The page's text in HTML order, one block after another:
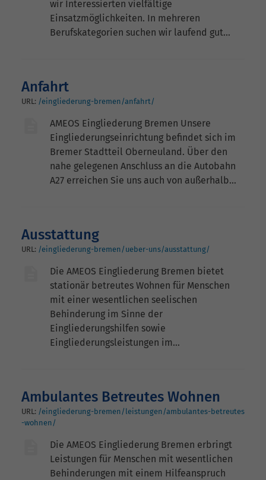
wir Interessierten vielfältige
Einsatzmöglichkeiten. In mehreren
Berufskategorien suchen wir laufend gut…
Anfahrt
URL: /eingliederung-bremen/anfahrt/
AMEOS Eingliederung Bremen Unsere
Eingliederungseinrichtung befindet sich im
Bremer Stadtteil Oberneuland. Über den
nahe gelegenen Anschluss an die Autobahn
A27 erreichen Sie uns auch von außerhalb…
Ausstattung
URL: /eingliederung-bremen/ueber-uns/ausstattung/
Die AMEOS Eingliederung Bremen bietet
stationär betreutes Wohnen für Menschen
mit einer wesentlichen seelischen
Behinderung im Sinne der
Eingliederungshilfen sowie
Eingliederungsleistungen im…
Ambulantes Betreutes Wohnen
URL: /eingliederung-bremen/leistungen/ambulantes-betreutes
-wohnen/
Die AMEOS Eingliederung Bremen erbringt
Leistungen für Menschen mit wesentlichen
Behinderungen mit einem Hilfeanspruch